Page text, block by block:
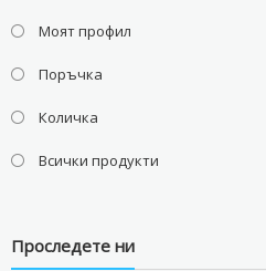
Моят профил
Поръчка
Количка
Всички продукти
Проследете ни